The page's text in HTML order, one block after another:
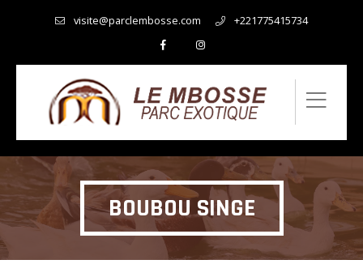
visite@parclembosse.com +221775415734
BOUBOU SINGE